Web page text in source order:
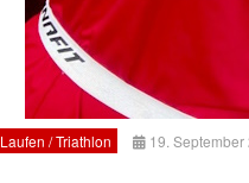
Laufen / Triathlon 19. September